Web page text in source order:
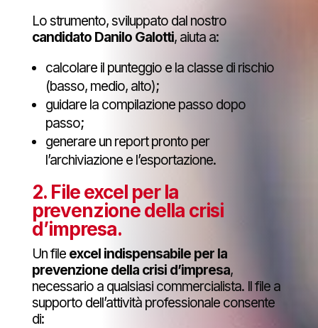
Lo strumento, sviluppato dal nostro
candidato Danilo Galotti, aiuta a:
calcolare il punteggio e la classe di rischio
(basso, medio, alto);
guidare la compilazione passo dopo
passo;
generare un report pronto per
l’archiviazione e l’esportazione.
2. File excel per la
prevenzione della crisi
d’impresa.
Un file excel indispensabile per la
prevenzione della crisi d’impresa,
necessario a qualsiasi commercialista. Il file a
supporto dell’attività professionale consente
di: